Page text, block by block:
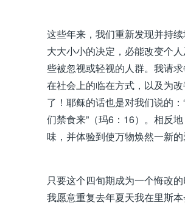
这些年来，我们重新发现并持
大大小小的决定，必能改变个
些被忽视或轻视的人群。我请
在社会上的临在方式，以及为
了！耶稣的话也是对我们说的
们禁食来”（玛6：16）。相反
味，并体验到使万物焕然一新
只要这个四旬期成为一个悔改
我愿意重复去年夏天我在里斯